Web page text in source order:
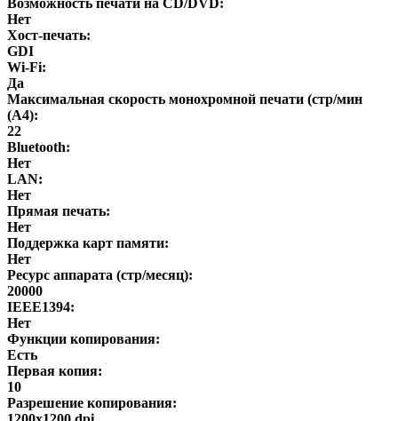
Нет
Хост-печать:
GDI
Wi-Fi:
Да
Максимальная скорость монохромной печати (стр/мин
(A4):
22
Bluetooth:
Нет
LAN:
Нет
Прямая печать:
Нет
Поддержка карт памяти:
Нет
Ресурс аппарата (стр/месяц):
20000
IEEE1394:
Нет
Функции копирования:
Есть
Первая копия:
10
Разрешение копирования: